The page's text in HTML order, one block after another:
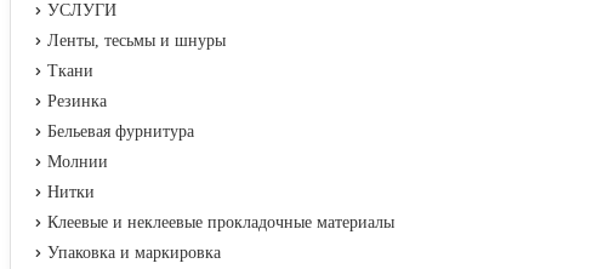
УСЛУГИ
Ленты, тесьмы и шнуры
Ткани
Резинка
Бельевая фурнитура
Молнии
Нитки
Клеевые и неклеевые прокладочные материалы
Упаковка и маркировка